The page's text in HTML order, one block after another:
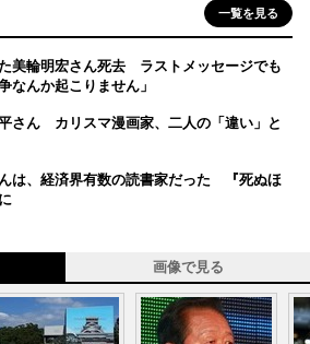
一覧を見る
美輪明宏さん死去 ラストメッセージでも
んか起こりません」
さん カリスマ漫画家、二人の「違い」と
は、経済界有数の読書家だった 『死ぬほ
画像で見る